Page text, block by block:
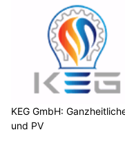
KEG GmbH:
und PV